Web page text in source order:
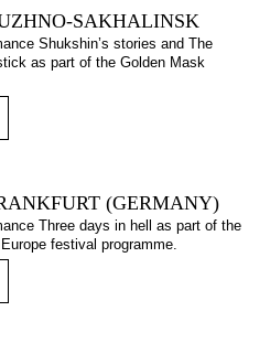
SAKHALINSK
Shukshin’s stories and The
as part of the Golden Mask
(GERMANY)
Three days in hell as part of the
festival programme.